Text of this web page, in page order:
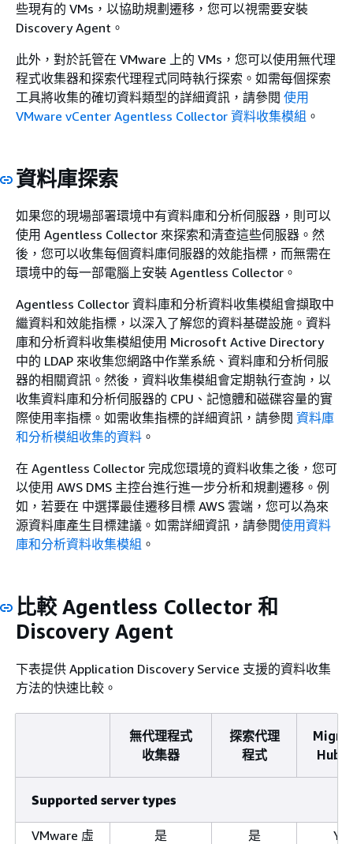
些現有的 VMs，以協助規劃遷移，您可以視需要安裝
Discovery Agent。
此外，對於託管在 VMware 上的 VMs，您可以使用無代理
程式收集器和探索代理程式同時執行探索。如需每個探索
工具將收集的確切資料類型的詳細資訊，請參閱 使用
VMware vCenter Agentless Collector 資料收集模組 。
資料庫探索
如果您的現場部署環境中有資料庫和分析伺服器，則可以
使用 Agentless Collector 來探索和清查這些伺服器。然
後，您可以收集每個資料庫伺服器的效能指標，而無需在
環境中的每一部電腦上安裝 Agentless Collector。
Agentless Collector 資料庫和分析資料收集模組會擷取中
繼資料和效能指標，以深入了解您的資料基礎設施。資料
庫和分析資料收集模組使用 Microsoft Active Directory
中的 LDAP 來收集您網路中作業系統、資料庫和分析伺服
器的相關資訊。然後，資料收集模組會定期執行查詢，以
收集資料庫和分析伺服器的 CPU、記憶體和磁碟容量的實
際使用率指標。如需收集指標的詳細資訊，請參閱 資料庫
和分析模組收集的資料 。
在 Agentless Collector 完成您環境的資料收集之後，您可
以使用 AWS DMS 主控台進行進一步分析和規劃遷移。例
如，若要在 中選擇最佳遷移目標 AWS 雲端，您可以為來
源資料庫產生目標建議。如需詳細資訊，請參閱使用資料
庫和分析資料收集模組 。
比較 Agentless Collector 和
Discovery Agent
下表提供 Application Discovery Service 支援的資料收集
方法的快速比較。
無代理程式
收集器
探索代理
程式
Hub
Supported server types
VMware 虛
是 是 Yes